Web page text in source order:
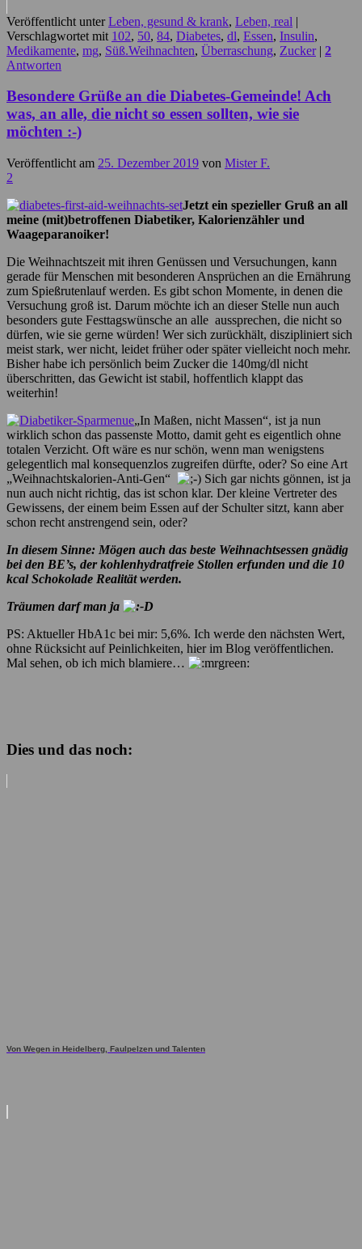
Veröffentlicht unter Leben, gesund & krank, Leben, real |
Verschlagwortet mit 102, 50, 84, Diabetes, dl, Essen, Insulin,
Medikamente, mg, Süß.Weihnachten, Überraschung, Zucker | 2
Antworten
Besondere Grüße an die Diabetes-Gemeinde! Ach
was, an alle, die nicht so essen sollten, wie sie
möchten :-)
Veröffentlicht am 25. Dezember 2019 von Mister F.
2
Jetzt ein spezieller Gruß an all
meine (mit)betroffenen Diabetiker, Kalorienzähler und
Waageparanoiker!
Die Weihnachtszeit mit ihren Genüssen und Versuchungen, kann
gerade für Menschen mit besonderen Ansprüchen an die Ernährung
zum Spießrutenlauf werden. Es gibt schon Momente, in denen die
Versuchung groß ist. Darum möchte ich an dieser Stelle nun auch
besonders gute Festtagswünsche an alle aussprechen, die nicht so
dürfen, wie sie gerne würden! Wer sich zurückhält, diszipliniert sich
meist stark, wer nicht, leidet früher oder später vielleicht noch mehr.
Bisher habe ich persönlich beim Zucker die 140mg/dl nicht
überschritten, das Gewicht ist stabil, hoffentlich klappt das
weiterhin!
„In Maßen, nicht Massen“, ist ja nun
wirklich schon das passenste Motto, damit geht es eigentlich ohne
totalen Verzicht. Oft wäre es nur schön, wenn man wenigstens
gelegentlich mal konsequenzlos zugreifen dürfte, oder? So eine Art
„Weihnachtskalorien-Anti-Gen“
Sich gar nichts gönnen, ist ja
nun auch nicht richtig, das ist schon klar. Der kleine Vertreter des
Gewissens, der einem beim Essen auf der Schulter sitzt, kann aber
schon recht anstrengend sein, oder?
In diesem Sinne: Mögen auch das beste Weihnachtsessen gnädig
bei den BE’s, der kohlenhydratfreie Stollen erfunden und die 10
kcal Schokolade Realität werden.
Träumen darf man ja
PS: Aktueller HbA1c bei mir: 5,6%. Ich werde den nächsten Wert,
ohne Rücksicht auf Peinlichkeiten, hier im Blog veröffentlichen.
Mal sehen, ob ich mich blamiere…
Dies und das noch:
Von Wegen in Heidelberg, Faulpelzen und Talenten